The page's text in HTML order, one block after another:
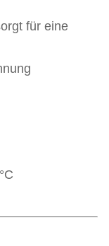
für eine